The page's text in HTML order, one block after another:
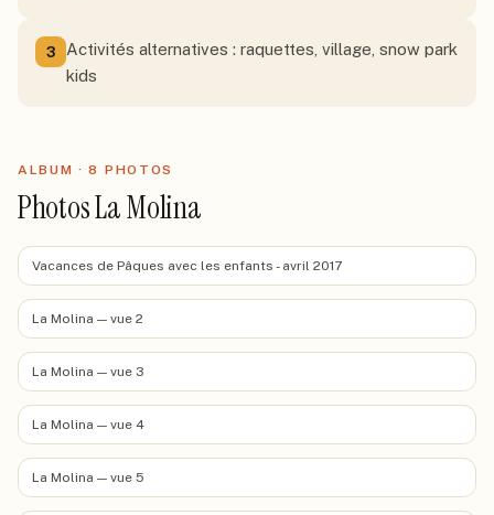
3
Activités alternatives : raquettes, village, snow park
kids
ALBUM ·8 PHOTOS
Photos La Molina
Vacances de Pâques avec les enfants - avril 2017
La Molina — vue 2
La Molina — vue 3
La Molina — vue 4
La Molina — vue 5